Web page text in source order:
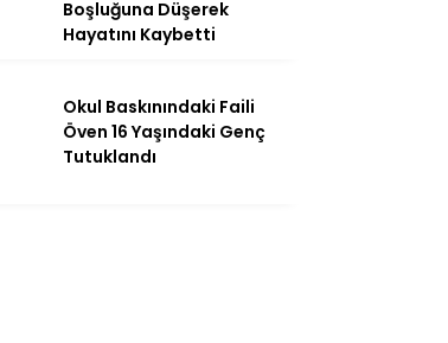
Boşluğuna Düşerek
Hayatını Kaybetti
Okul Baskınındaki Faili
Öven 16 Yaşındaki Genç
Tutuklandı